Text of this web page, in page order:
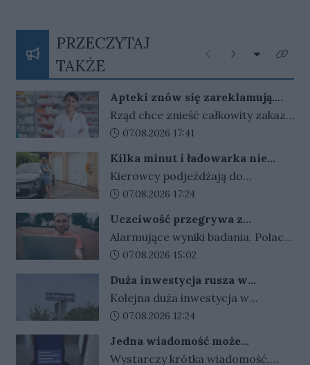
PRZECZYTAJ
TAKŻE
Poprzednie
Następne
Rozwiń
Kliknij
Apteki znów się zareklamują.
Ale nie bez ograniczeń
Rząd chce znieść całkowity zakaz
reklamy aptek. Nadal jednak
lojalnościowe, presja zakupowa i
udział dzieci.
Data dodania artykułu:
07.08.2026 17:41
Kilka minut i ładowarka nie
działa. Złodzieje znaleźli sposób
na szybki zarobek kosztem
kierowców
Kierowcy podjeżdżają do
ładowarek i zamiast przewodów
kabli stają się plagą, a straty
operatorów sięgają dziesiątek
tysięcy złotych.
Data dodania artykułu:
07.08.2026 17:24
Uczciwość przegrywa z
pieniędzmi. Tak tłumaczymy
finansowe przekręty
Alarmujące wyniki badania. Polacy
coraz częściej przymykają oko na
zadłużeni najłatwiej
usprawiedliwiają nieuczciwe
zachowania.
Data dodania artykułu:
07.08.2026 15:02
Duża inwestycja rusza w
Gorzowie. Umowa podpisana,
czas na prace
Kolejna duża inwestycja w
Gorzowie jest coraz bliżej
rozstrzygnięty, umowy z
Data dodania artykułu:
07.08.2026 12:24
Jedna wiadomość może
kosztować tysiące złotych.
Wystarczy krótka wiadomość,